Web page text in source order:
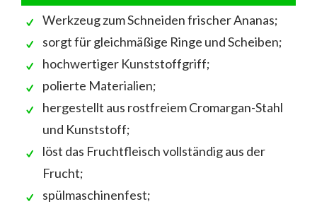
Werkzeug zum Schneiden frischer Ananas;
sorgt für gleichmäßige Ringe und Scheiben;
hochwertiger Kunststoffgriff;
polierte Materialien;
hergestellt aus rostfreiem Cromargan-Stahl
und Kunststoff;
löst das Fruchtfleisch vollständig aus der
Frucht;
spülmaschinenfest;